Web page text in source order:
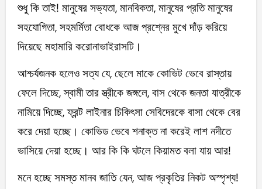
শুধু কি তাই! মানুষের সভ্যতা, মানবিকতা, মানুষের প্রতি মানুষের
সহযোগিতা, সহমর্মিতা বোধকে আজ প্রশ্নের মুখে দাঁড় করিয়ে
দিয়েছে মহামারি করোনাভাইরাসটি।
আশ্চর্যজনক হলেও সত্য যে, ছেলে মাকে কোভিট ভেবে রাস্তায়
ফেলে দিচ্ছে, স্বামী তার স্ত্রীকে জঙ্গলে, বাস থেকে জনতা যাত্রীকে
নামিয়ে দিচ্ছে, ফ্রন্ট লাইনার চিকিৎসা সেবিদেরকে বাসা থেকে বের
করে দেয়া হচ্ছে। কোভিড ভেবে শনাক্ত না করেই লাশ নদীতে
ভাসিয়ে দেয়া হচ্ছে। আর কি কি ঘটলে কিয়ামত বলা যায় আর!
মনে হচ্ছে সমস্ত মানব জাতি যেন, আজ প্রকৃতির নিকট অস্পৃশ্য!